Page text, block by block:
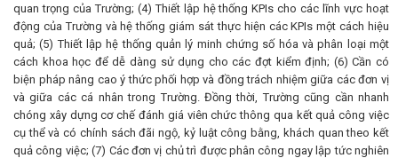
quan trọng của Trường; (4) Thiết lập hệ thống KPIs cho các lĩnh vực hoạt
động của Trường và hệ thống giám sát thực hiện các KPIs một cách hiệu
quả; (5) Thiết lập hệ thống quản lý minh chứng số hóa và phân loại một
cách khoa học để dễ dàng sử dụng cho các đợt kiểm định; (6) Cần có
biện pháp nâng cao ý thức phối hợp và đồng trách nhiệm giữa các đơn vị
và giữa các cá nhân trong Trường. Đồng thời, Trường cũng cần nhanh
chóng xây dựng cơ chế đánh giá viên chức thông qua kết quả công việc
cụ thể và có chính sách đãi ngộ, kỷ luật công bằng, khách quan theo kết
quả công việc; (7) Các đơn vị chủ trì được phân công ngay lập tức nghiên